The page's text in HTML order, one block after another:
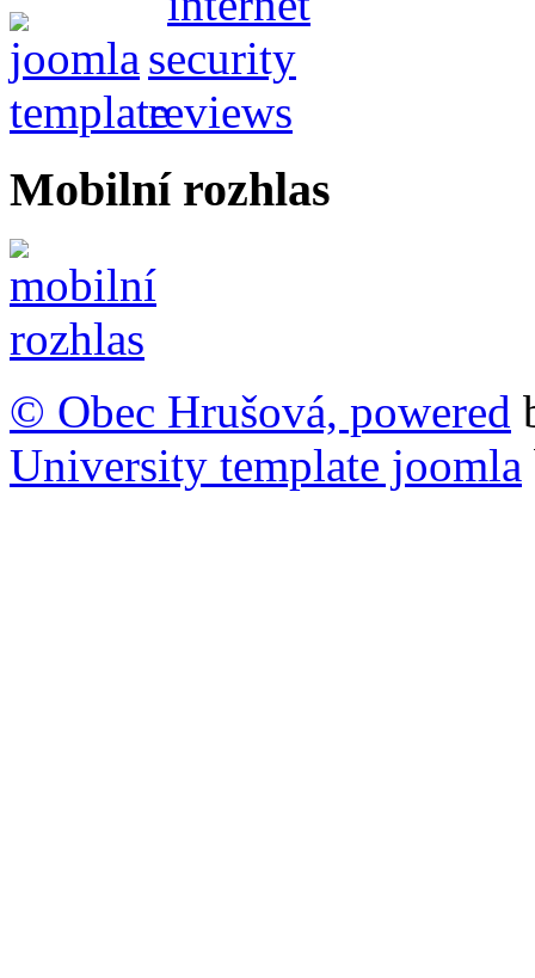
Mobilní rozhlas
© Obec Hrušová, powered
University template joomla